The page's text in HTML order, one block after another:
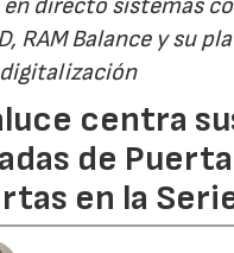
directo sistemas
RAM Balance y su
centra
de
en la